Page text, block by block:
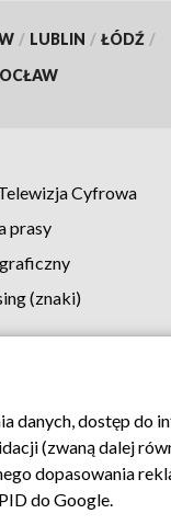
/ LUBLIN / ŁÓDŹ /
Cyfrowa
prasy
(znaki)
Kontakt
danych, dostęp do
(zwaną dalej
dopasowania
do Google.